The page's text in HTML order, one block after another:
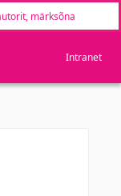
Intranet